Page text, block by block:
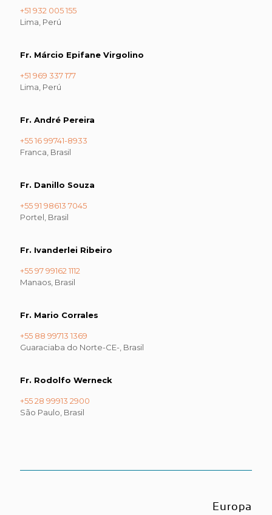
+51 932 005 155
Lima, Perú
Fr. Márcio Epifane Virgolino
+51 969 337 177
Lima, Perú
Fr. André Pereira
+55 16 99741-8933
Franca, Brasil
Fr. Danillo Souza
+55 91 98613 7045
Portel, Brasil
Fr. Ivanderlei Ribeiro
+55 97 99162 1112
Manaos, Brasil
Fr. Mario Corrales
+55 88 99713 1369
Guaraciaba do Norte-CE-, Brasil
Fr. Rodolfo Werneck
+55 28 99913 2900
São Paulo, Brasil
Europa